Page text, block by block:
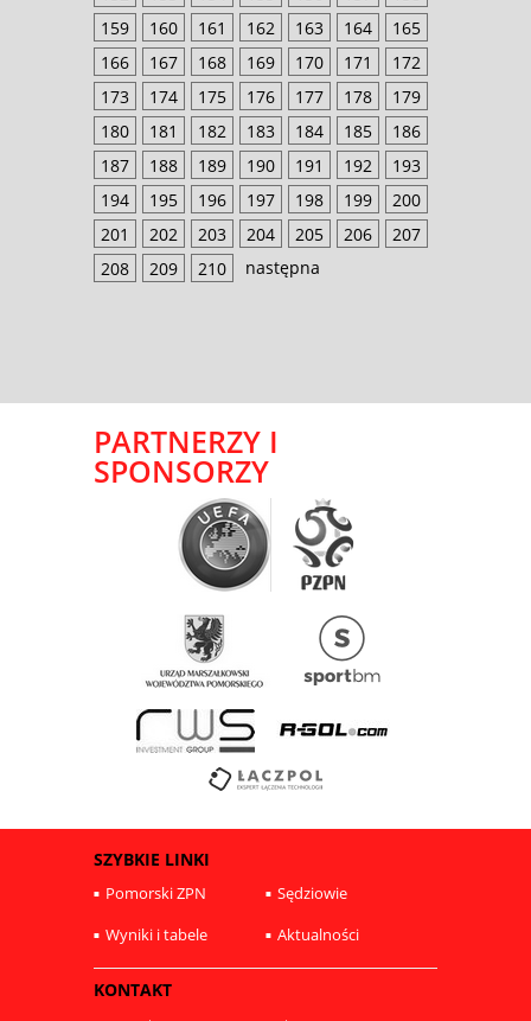
159
160 161 162 163 164
165
166
167 168 169 170 171
172
173
174 175 176 177 178
179
180
181 182 183 184 185
186
187
188 189 190 191 192
193
194
195 196 197 198 199
200
201
202 203 204 205 206
207
208
209 210 następna
PARTNERZY I
SPONSORZY
SZYBKIE LINKI
Pomorski ZPN
Sędziowie
Wyniki i tabele
Aktualności
KONTAKT